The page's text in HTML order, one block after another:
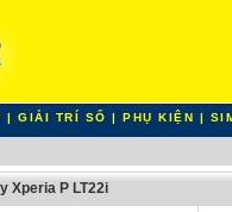
| GIẢI TRÍ SỐ | PHỤ KIỆN |
Xperia P LT22i